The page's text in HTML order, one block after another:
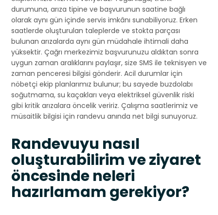
durumuna, arıza tipine ve başvurunun saatine bağlı
olarak aynı gün içinde servis imkânı sunabiliyoruz. Erken
saatlerde oluşturulan taleplerde ve stokta parçası
bulunan arızalarda aynı gün müdahale ihtimali daha
yüksektir. Çağrı merkezimiz başvurunuzu aldıktan sonra
uygun zaman aralıklarını paylaşır, size SMS ile teknisyen ve
zaman penceresi bilgisi gönderir. Acil durumlar için
nöbetçi ekip planlarımız bulunur; bu sayede buzdolabı
soğutmama, su kaçakları veya elektriksel güvenlik riski
gibi kritik arızalara öncelik veririz. Çalışma saatlerimiz ve
müsaitlik bilgisi için randevu anında net bilgi sunuyoruz.
Randevuyu nasıl
oluşturabilirim ve ziyaret
öncesinde neleri
hazırlamam gerekiyor?